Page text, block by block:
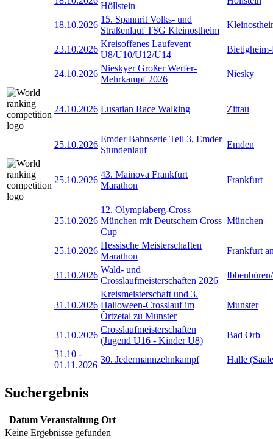
Höllstein
18.10.2026
15. Spannrit Volks- und
Straßenlauf TSG Kleinostheim
23.10.2026
Kreisoffenes Laufevent
U8/U10/U12/U14
24.10.2026
Nieskyer Großer Werfer-
Mehrkampf 2026
Niesky
24.10.2026 Lusatian Race Walking Zittau
25.10.2026
Emder Bahnserie Teil 3, Emder
Stundenlauf
Emden
25.10.2026
43. Mainova Frankfurt
Marathon
Frankfurt
25.10.2026
12. Olympiaberg-Cross
München mit Deutschem Cross
Cup
München
25.10.2026
Hessische Meisterschaften
Marathon
Frankfurt
31.10.2026
Wald- und
Crosslaufmeisterschaften 2026
31.10.2026
Kreismeisterschaft und 3.
Halloween-Crosslauf im
Örtzetal zu Munster
Munster
31.10.2026
Crosslaufmeisterschaften
(Jugend U16 - Kinder U8)
Bad Orb
31.10 -
01.11.2026
30. Jedermannzehnkampf Halle
Suchergebnis
Datum Veranstaltung Ort
Keine Ergebnisse gefunden